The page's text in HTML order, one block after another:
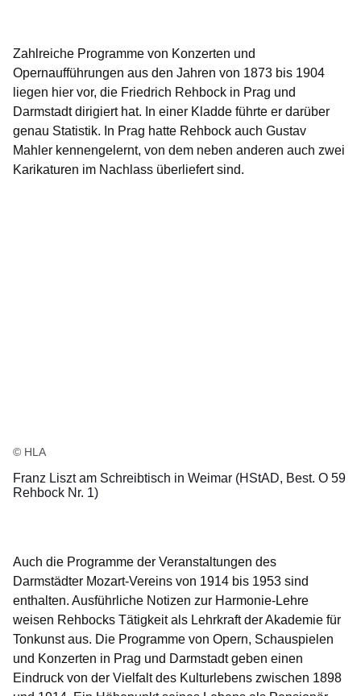
Zahlreiche Programme von Konzerten und
Opernaufführungen aus den Jahren von 1873 bis 1904
liegen hier vor, die Friedrich Rehbock in Prag und
Darmstadt dirigiert hat. In einer Kladde führte er darüber
genau Statistik. In Prag hatte Rehbock auch Gustav
Mahler kennengelernt, von dem neben anderen auch zwei
Karikaturen im Nachlass überliefert sind.
© HLA
Franz Liszt am Schreibtisch in Weimar (HStAD, Best. O 59
Rehbock Nr. 1)
Auch die Programme der Veranstaltungen des
Darmstädter Mozart-Vereins von 1914 bis 1953 sind
enthalten. Ausführliche Notizen zur Harmonie-Lehre
weisen Rehbocks Tätigkeit als Lehrkraft der Akademie für
Tonkunst aus. Die Programme von Opern, Schauspielen
und Konzerten in Prag und Darmstadt geben einen
Eindruck von der Vielfalt des Kulturlebens zwischen 1898